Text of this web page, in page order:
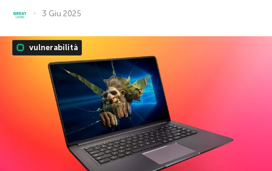
3 Giu 2025
vulnerabilità